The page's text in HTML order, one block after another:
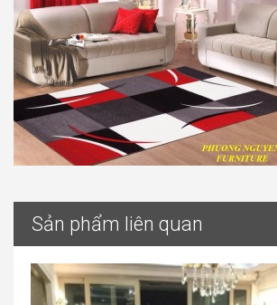
Sản phẩm liên quan